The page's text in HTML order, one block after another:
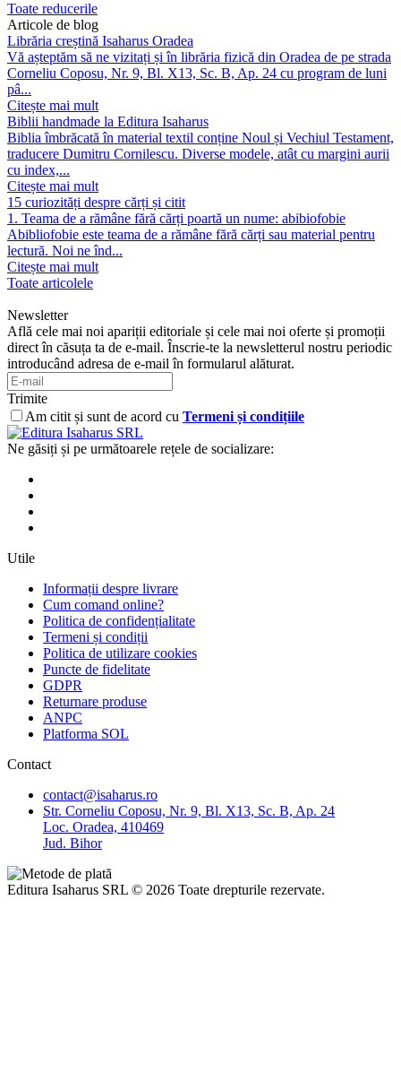
Toate reducerile
Articole de blog
Librăria creștină Isaharus Oradea
Vă așteptăm să ne vizitați și în librăria fizică din Oradea de pe strada
Corneliu Coposu, Nr. 9, Bl. X13, Sc. B, Ap. 24 cu program de luni
pâ...
Citește mai mult
Biblii handmade la Editura Isaharus
Biblia îmbrăcată în material textil conține Noul și Vechiul Testament,
traducere Dumitru Cornilescu. Diverse modele, atât cu margini aurii
cu index,...
Citește mai mult
15 curiozități despre cărți și citit
1. Teama de a rămâne fără cărți poartă un nume: abibiofobie
Abibliofobie este teama de a rămâne fără cărți sau material pentru
lectură. Noi ne înd...
Citește mai mult
Toate articolele
Newsletter
Află cele mai noi apariții editoriale și cele mai noi oferte și promoții
direct în căsuța ta de e-mail. Înscrie-te la newsletterul nostru periodic
introducând adresa de e-mail în formularul alăturat.
Trimite
Am citit și sunt de acord cu Termeni și condițiile
Ne găsiți și pe următoarele rețele de socializare:
Utile
Informații despre livrare
Cum comand online?
Politica de confidențialitate
Termeni și condiții
Politica de utilizare cookies
Puncte de fidelitate
GDPR
Returnare produse
ANPC
Platforma SOL
Contact
contact@isaharus.ro
Str. Corneliu Coposu, Nr. 9, Bl. X13, Sc. B, Ap. 24
Loc. Oradea, 410469
Jud. Bihor
Editura Isaharus SRL © 2026 Toate drepturile rezervate.